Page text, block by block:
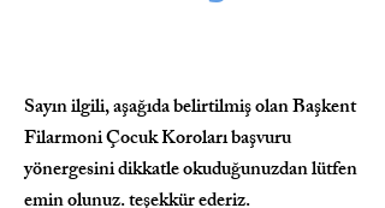
Sayın ilgili, aşağıda belirtilmiş olan Başkent
Filarmoni Çocuk Koroları başvuru
yönergesini dikkatle okuduğunuzdan lütfen